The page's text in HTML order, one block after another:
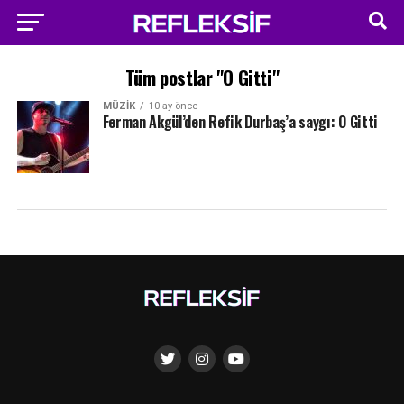
Tüm postlar "O Gitti"
MÜZIK 10 ay önce
Ferman Akgül’den Refik Durbaş’a saygı: O Gitti